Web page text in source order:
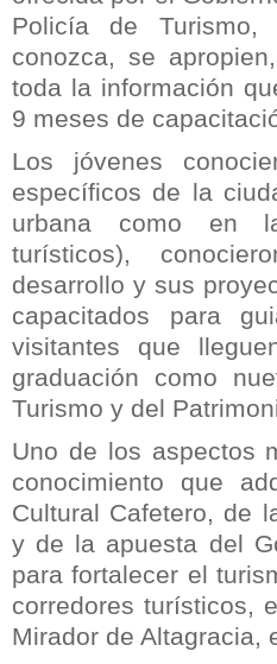
Policía de
conozca, se
toda la información
9 meses de
Los jóvenes
específicos de la
urbana como en
turísticos),
desarrollo y sus
capacitados para
visitantes que
graduación como
Turismo y del
Uno de los aspectos
conocimiento que
Cultural Cafetero, de
y de la apuesta del
para fortalecer el
corredores turísticos,
Mirador de Altagracia,